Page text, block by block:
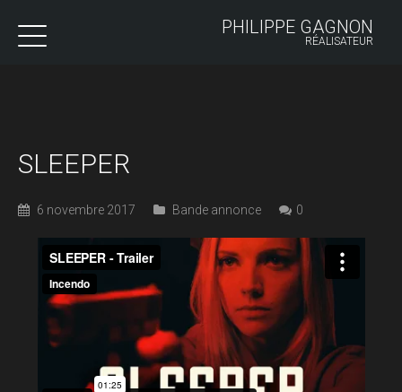
PHILIPPE GAGNON
RÉALISATEUR
SLEEPER
6 novembre 2017 Bande annonce 0